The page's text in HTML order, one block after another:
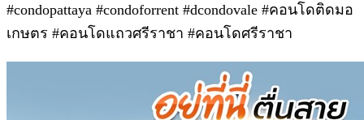
#condopattaya #condoforrent #dcondovale #คอนโดติดมอ
เกษตร #คอนโดแถวศรีราชา #คอนโดศรีราชา